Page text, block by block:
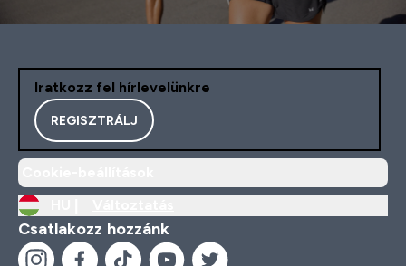
Iratkozz fel hírlevelünkre
REGISZTRÁLJ
Csatlakozz hozzánk